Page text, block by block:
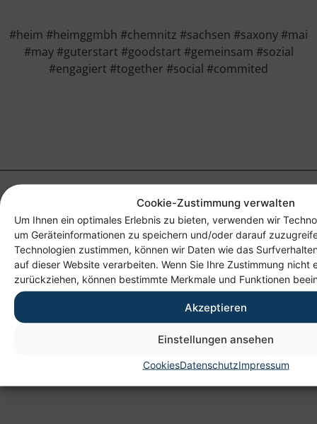
Cookie-Zustimmung verwalten
Um Ihnen ein optimales Erlebnis zu bieten, verwenden wir
um Geräteinformationen zu speichern und/oder darauf
Technologien zustimmen, können wir Daten wie das
auf dieser Website verarbeiten. Wenn Sie Ihre Zustimmung nicht
zurückziehen, können bestimmte Merkmale und Funktionen
Akzeptieren
Einstellungen ansehen
CookiesDatenschutzImpressum
#heim #heimggmbh #chemnitz #sachsen #saxony #mai
#may #guterstart #goodstart #gemeinsam #sozial
#engagiert #together #social #commited
Anschrift
Heim gemeinnützige GmbH